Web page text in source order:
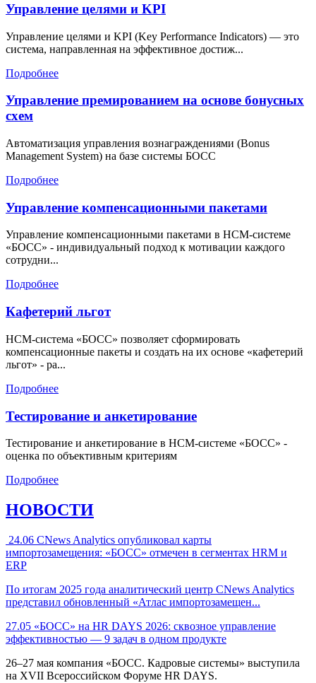
Управление целями и KPI
Управление целями и KPI (Key Performance Indicators) — это
система, направленная на эффективное достиж...
Подробнее
Управление премированием на основе бонусных
схем
Автоматизация управления вознаграждениями (Bonus
Management System) на базе системы БОСС
Подробнее
Управление компенсационными пакетами
Управление компенсационными пакетами в HCM-системе
«БОСС» - индивидуальный подход к мотивации каждого
сотрудни...
Подробнее
Кафетерий льгот
HCM-система «БОСС» позволяет сформировать
компенсационные пакеты и создать на их основе «кафетерий
льгот» - ра...
Подробнее
Тестирование и анкетирование
Тестирование и анкетирование в HCM-системе «БОСС» -
оценка по объективным критериям
Подробнее
НОВОСТИ
24.06 CNews Analytics опубликовал карты
импортозамещения: «БОСС» отмечен в сегментах HRM и
ERP
По итогам 2025 года аналитический центр CNews Analytics
представил обновленный «Атлас импортозамещен...
27.05 «БОСС» на HR DAYS 2026: сквозное управление
эффективностью — 9 задач в одном продукте
26–27 мая компания «БОСС. Кадровые системы» выступила
на XVII Всероссийском Форуме HR DAYS.